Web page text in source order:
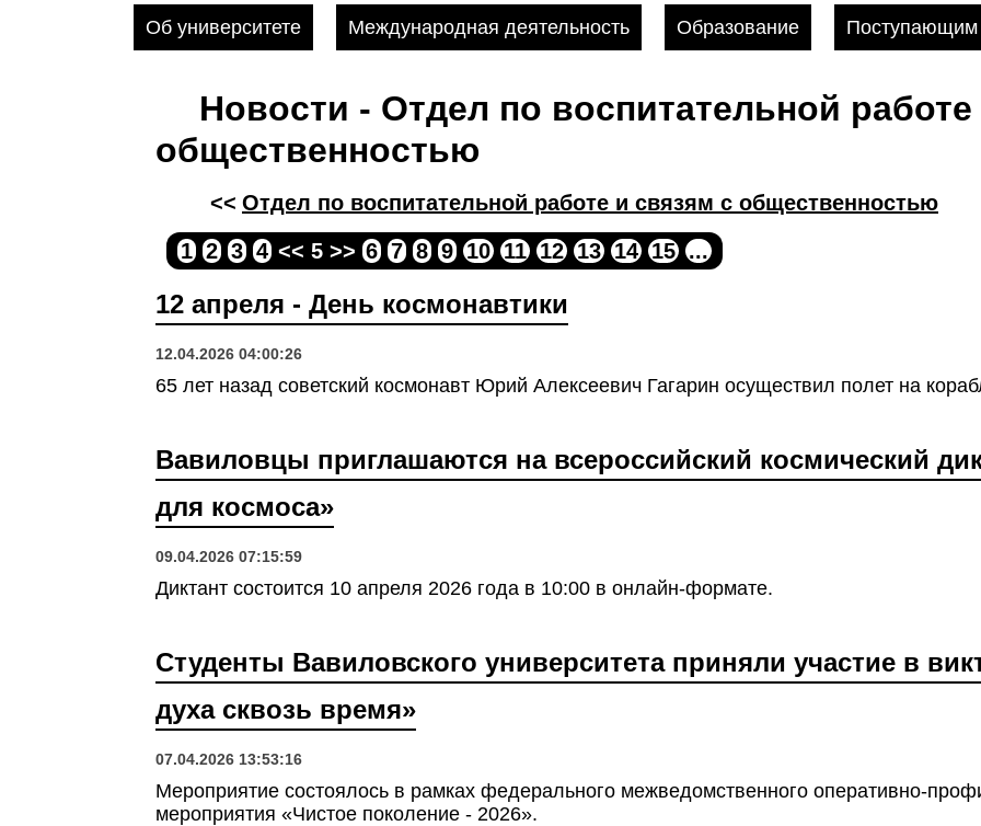
Об университете Международная деятельность Образование Поступающим
Новости - Отдел по воспитательной
общественностью
<< Отдел по воспитательной работе и связям с общественностью
1 2 3 4 << 5 >> 6 7 8 9 10 11 12 13 14 15 ...
12 апреля - День космонавтики
12.04.2026 04:00:26
65 лет назад советский космонавт Юрий Алексеевич Гагарин осуществил полет на
Вавиловцы приглашаются на всероссийский космический
для космоса»
09.04.2026 07:15:59
Диктант состоится 10 апреля 2026 года в 10:00 в онлайн-формате.
Студенты Вавиловского университета приняли участие в
духа сквозь время»
07.04.2026 13:53:16
Мероприятие состоялось в рамках федерального межведомственного оперативно-
мероприятия «Чистое поколение - 2026».